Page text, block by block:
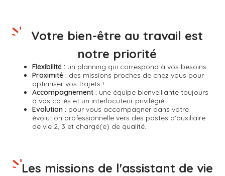
Flexibilité : un planning qui correspond à vos besoins.
Proximité : des missions proches de chez vous pour
optimiser vos trajets !
Accompagnement : une équipe bienveillante toujours
à vos côtés et un interlocuteur privilégié.
Evolution : pour vous accompagner dans votre
évolution professionnelle vers des postes d'auxiliaire
de vie 2, 3 et chargé(e) de qualité.
Votre bien-être au travail est
notre priorité
Les missions de l'assistant de vie